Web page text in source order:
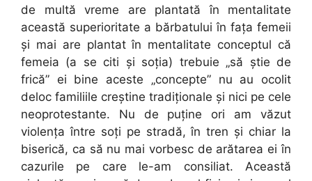
de multă vreme are plantată în mentalitate
această superioritate a bărbatului în faţa femeii
şi mai are plantat în mentalitate conceptul că
femeia (a se citi şi soţia) trebuie „să ştie de
frică” ei bine aceste „concepte” nu au ocolit
deloc familiile creştine tradiţionale şi nici pe cele
neoprotestante. Nu de puţine ori am văzut
violenţa între soţi pe stradă, în tren şi chiar la
biserică, ca să nu mai vorbesc de arătarea ei în
cazurile pe care le-am consiliat. Această